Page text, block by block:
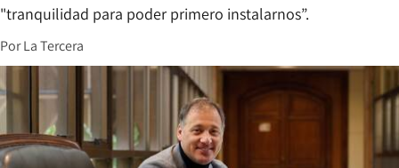
"tranquilidad para poder primero instalarnos”.
PorLa Tercera